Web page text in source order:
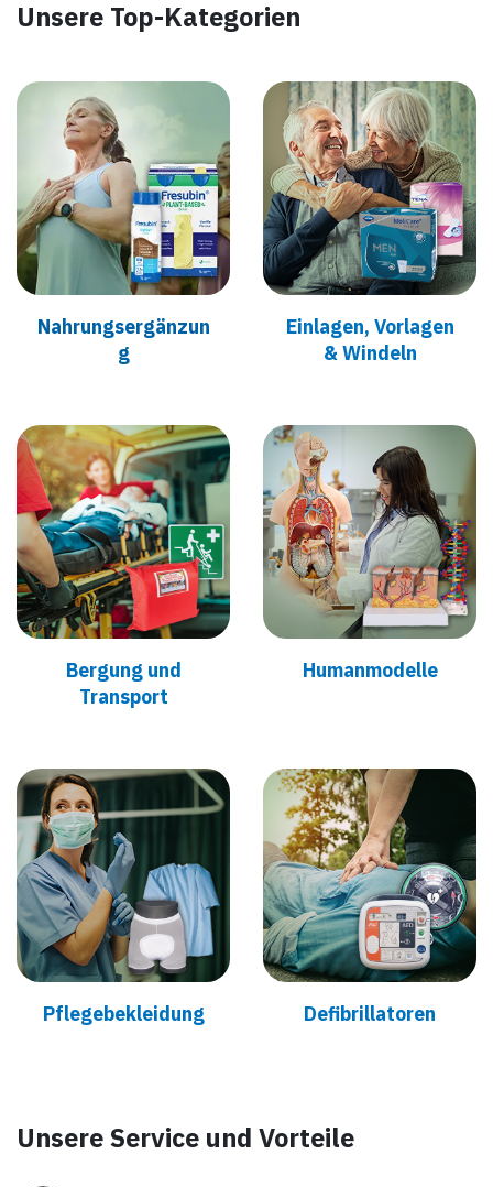
Unsere Top-Kategorien
Nahrungsergänzun
g
​Einlagen, Vorlagen
& Wind​eln
Bergung und
Transport
Humanmodelle
Pflegebekleidung Defibrillatoren
Unsere Service und Vorteile